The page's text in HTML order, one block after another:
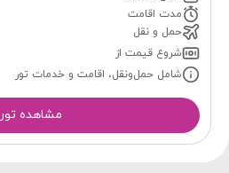
مدت اقامت
حمل و نقل
شروع قیمت از
شامل حمل‌ونقل، اقامت و خدمات تور
مشاهده تور